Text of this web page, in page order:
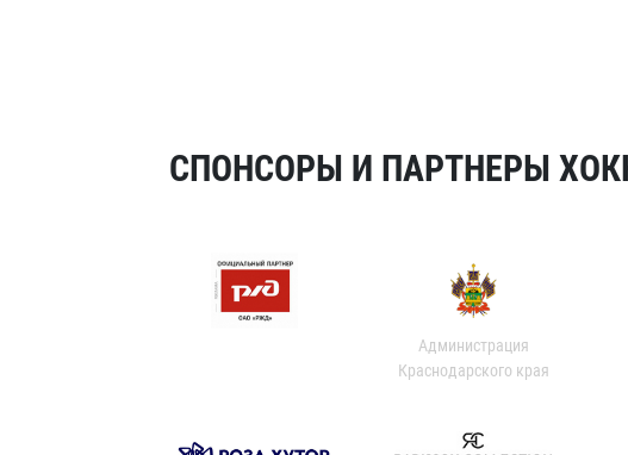
СПОНСОРЫ И ПАРТНЕРЫ
Администрация
Краснодарского края